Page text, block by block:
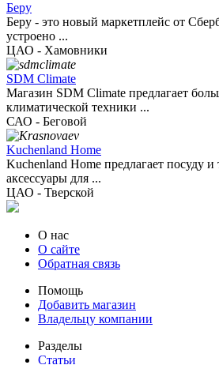
Беру
Беру - это новый маркетплейс от
устроено ...
ЦАО - Хамовники
SDM Climate
Магазин SDM Climate предлагает
климатической техники ...
САО - Беговой
Kuchenland Home
Kuchenland Home предлагает посуду
аксессуары для ...
ЦАО - Тверской
О нас
О сайте
Обратная связь
Помощь
Добавить магазин
Владельцу компании
Разделы
Статьи